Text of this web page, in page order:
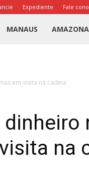
Expediente Fale
MANAUS
em visita na cadeia
na